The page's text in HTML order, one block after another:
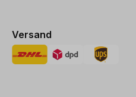
Versand